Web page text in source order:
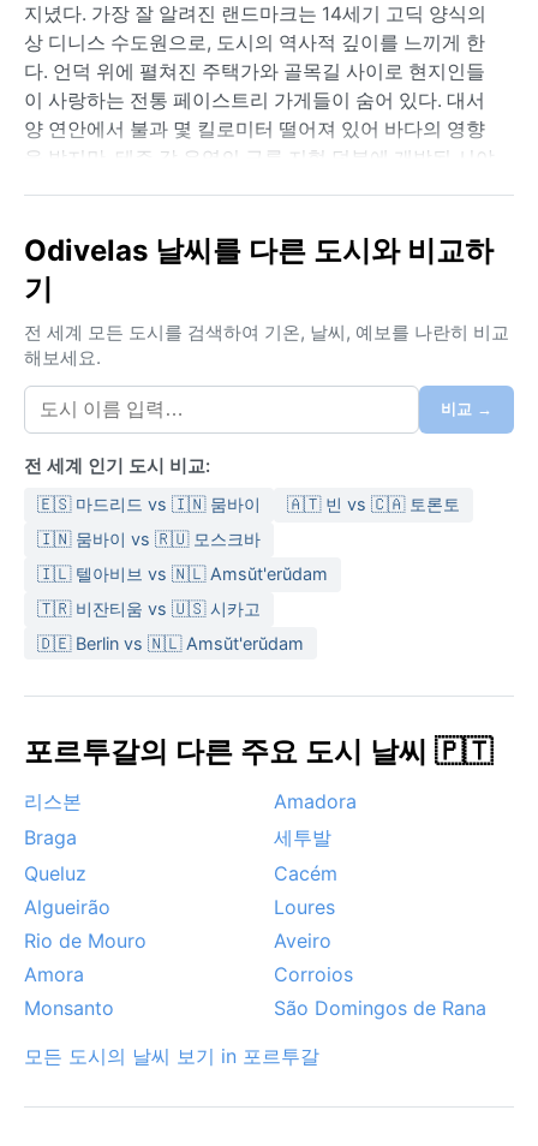
지녔다. 가장 잘 알려진 랜드마크는 14세기 고딕 양식의
상 디니스 수도원으로, 도시의 역사적 깊이를 느끼게 한
다. 언덕 위에 펼쳐진 주택가와 골목길 사이로 현지인들
이 사랑하는 전통 페이스트리 가게들이 숨어 있다. 대서
양 연안에서 불과 몇 킬로미터 떨어져 있어 바다의 영향
을 받지만, 테주 강 유역의 구릉 지형 덕분에 개방된 시야
활을 균형 있게 누리는 곳이다.
쾨펜 기후 분류상 Csa인 지중해성 기후는 뚜렷한 계절성
온이 25~30°C까지 오르고, 가끔 폭염이 덮친다. 습도는
낮아 체감 온도는 덜 하지만 야외 활동 시 자외선 차단제
와 물을 반드시 챙겨야 한다. 반면 겨울(12월~2월)은 온
화하고 습해져 기온이 8~15°C 사이를 오가며, 강우량의
대부분이 이 시기에 집중된다. 연간 강수량은 약 700mm
이 필수다. 봄과 가을은 선선하고 쾌적하여 가벼운 겉옷
만으로 충분하다.
기후적으로 가장 방문하기 좋은 시기는 봄(3월~5월)과
초가을(9월~10월)이다. 이때는 극단적인 더위나 비를 피
해 온화한 날씨 속에서 도시를 여유롭게 즐길 수 있다. 여
를 동반하기도 하지만, 심각한 수준은 아니다. 겨울철 안
나 몬순 같은 극한 현상은 없다. 폭설은 거의 내리지 않지
수 있다. 오디벨라스는 전반적으로 안정적인 날씨를 자랑
하며, 계절의 변화를 뚜렷이 경험하고 싶은 여행자에게
매력적인 목적지다.
Odivelas 날씨를 다른 도시와 비교하
기
전 세계 모든 도시를 검색하여 기온, 날씨, 예보를 나란히 비교
해보세요.
비교 →
전 세계 인기 도시 비교:
🇪🇸 마드리드 vs 🇮🇳 뭄바이
🇦🇹 빈 vs 🇨🇦 토론토
🇮🇳 뭄바이 vs 🇷🇺 모스크바
🇮🇱 텔아비브 vs 🇳🇱 Amsŭt'erŭdam
🇹🇷 비잔티움 vs 🇺🇸 시카고
🇩🇪 Berlin vs 🇳🇱 Amsŭt'erŭdam
포르투갈의 다른 주요 도시 날씨 🇵🇹
리스본
Amadora
Braga
세투발
Queluz
Cacém
Algueirão
Loures
Rio de Mouro
Aveiro
Amora
Corroios
Monsanto
São Domingos de Rana
모든 도시의 날씨 보기 in 포르투갈